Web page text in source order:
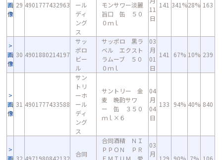
画
像
29 4901777432963
ール
ディ
ング
ス
モンサワー淡麗
旨口 缶 ５０
０ｍｌ
11
日
141 341%28% 163
画
像
30 4901880214197
サッ
ポロ
ビー
ル
サッポロ 黒ラ
ベル エクスト
ラムーブ ５０
０ｍｌ
03
月
01
日
141 67% 10% 239
画
像
31 4901777433588
サン
トリ
ーホ
ール
ディ
ング
ス
サントリー 金
麦 晩酌サワ
ー 缶 ３５０
ｍｌ×６
04
月
04
日
133 94% 40% 840
画 32 4971980842132
合同
合同酒精 ＮＩ
ＰＰＯＮ ＰＲ
ＥＭＩＵＭ 愛
03
月
129 90% 7% 106